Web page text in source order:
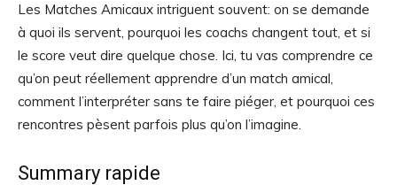
Les Matches Amicaux intriguent souvent: on se demande
à quoi ils servent, pourquoi les coachs changent tout, et si
le score veut dire quelque chose. Ici, tu vas comprendre ce
qu’on peut réellement apprendre d’un match amical,
comment l’interpréter sans te faire piéger, et pourquoi ces
rencontres pèsent parfois plus qu’on l’imagine.
Summary rapide